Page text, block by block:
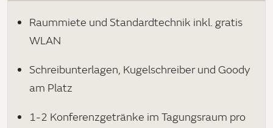
Raummiete und Standardtechnik inkl. gratis
WLAN
Schreibunterlagen, Kugelschreiber und Goody
am Platz
1-2 Konferenzgetränke im Tagungsraum pro